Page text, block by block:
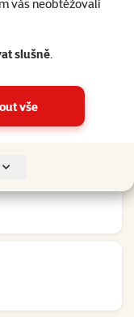
vás neobtěžovali
slušně.
vše